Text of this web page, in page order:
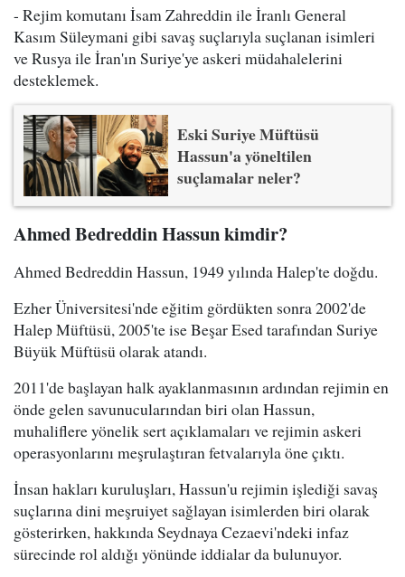
- Rejim komutanı İsam Zahreddin ile İranlı General
Kasım Süleymani gibi savaş suçlarıyla suçlanan isimleri
ve Rusya ile İran'ın Suriye'ye askeri müdahalelerini
desteklemek.
Eski Suriye Müftüsü
Hassun'a yöneltilen
suçlamalar neler?
Ahmed Bedreddin Hassun kimdir?
Ahmed Bedreddin Hassun, 1949 yılında Halep'te doğdu.
Ezher Üniversitesi'nde eğitim gördükten sonra 2002'de
Halep Müftüsü, 2005'te ise Beşar Esed tarafından Suriye
Büyük Müftüsü olarak atandı.
2011'de başlayan halk ayaklanmasının ardından rejimin en
önde gelen savunucularından biri olan Hassun,
muhaliflere yönelik sert açıklamaları ve rejimin askeri
operasyonlarını meşrulaştıran fetvalarıyla öne çıktı.
İnsan hakları kuruluşları, Hassun'u rejimin işlediği savaş
suçlarına dini meşruiyet sağlayan isimlerden biri olarak
gösterirken, hakkında Seydnaya Cezaevi'ndeki infaz
sürecinde rol aldığı yönünde iddialar da bulunuyor.